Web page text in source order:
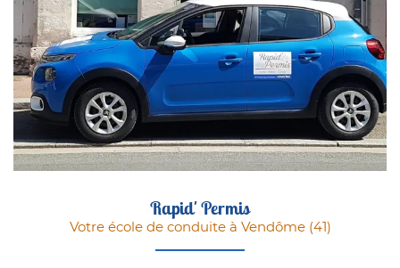
Rapid' Permis
Votre école de conduite à Vendôme (41)